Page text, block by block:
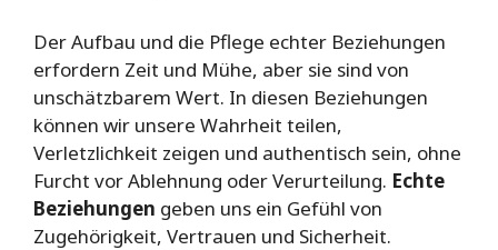
Der Aufbau und die Pflege echter Beziehungen
erfordern Zeit und Mühe, aber sie sind von
unschätzbarem Wert. In diesen Beziehungen
können wir unsere Wahrheit teilen,
Verletzlichkeit zeigen und authentisch sein, ohne
Furcht vor Ablehnung oder Verurteilung. Echte
Beziehungen geben uns ein Gefühl von
Zugehörigkeit, Vertrauen und Sicherheit.